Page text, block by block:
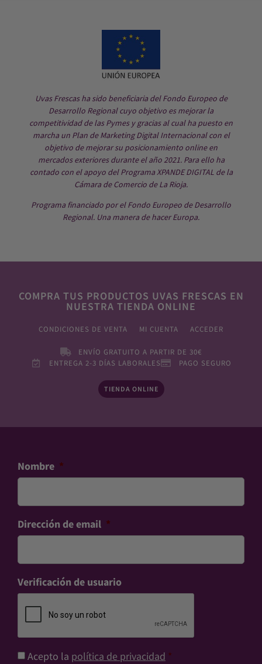
Uvas Frescas ha sido beneficiaria del Fondo Europeo de
Desarrollo Regional cuyo objetivo es mejorar la
competitividad de las Pymes y gracias al cual ha puesto en
marcha un Plan de Marketing Digital Internacional con el
objetivo de mejorar su posicionamiento online en
mercados exteriores durante el año 2021. Para ello ha
contado con el apoyo del Programa XPANDE DIGITAL de la
Cámara de Comercio de La Rioja.
Programa financiado por el Fondo Europeo de Desarrollo
Regional. Una manera de hacer Europa.
COMPRA TUS PRODUCTOS UVAS FRESCAS EN
NUESTRA TIENDA ONLINE
CONDICIONES DE VENTA MI CUENTA ACCEDER
ENVÍO GRATUITO A PARTIR DE 30€
ENTREGA 2-3 DÍAS LABORALES
PAGO SEGURO
TIENDA ONLINE
Nombre *
Dirección de email *
Verificación de usuario
Consentimiento *
Acepto la política de privacidad *